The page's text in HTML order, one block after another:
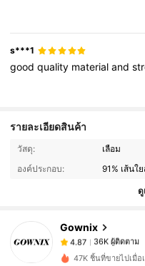
s***1
goodquality materialand
รายละเอียดสินค้า
วัสดุ:
เลื่อม
องค์ประกอบ:
91% เส้นใ
ดู
Gownix
36K ผู้ติดตาม
4.87
36K ผู้ติดตาม
i***9 จ่าย 1 วันที่ผ่าน
47K ชิ้นที่ขายไปเมื่อ